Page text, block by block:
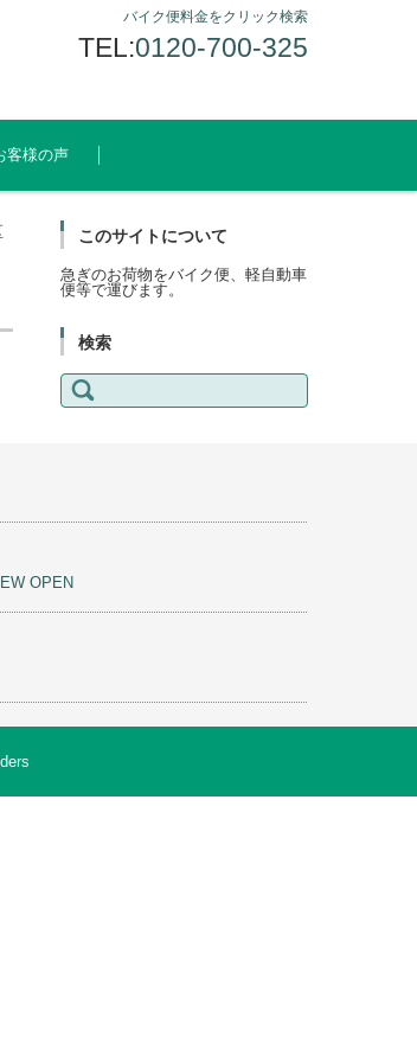
バイク便料金をクリック検索
TEL:0120-700-325
客様の声
このサイトについて
急ぎのお荷物をバイク便、軽自動車
便等で運びます。
検索
検
索:
OPEN